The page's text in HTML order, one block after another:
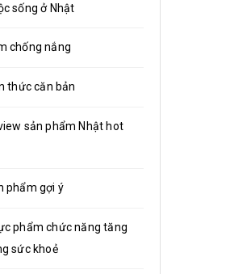
sống ở Nhật
chống nắng
thức căn bản
sản phẩm Nhật hot
phẩm gợi ý
phẩm chức năng tăng
sức khoẻ